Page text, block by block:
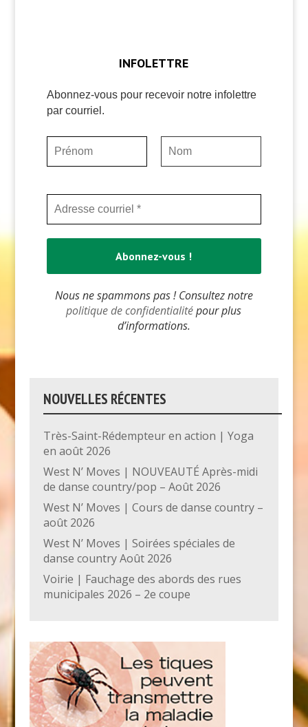
INFOLETTRE
Abonnez-vous pour recevoir notre infolettre
par courriel.
Nous ne spammons pas ! Consultez notre
politique de confidentialitépour plus
d’informations.
NOUVELLES RÉCENTES
Très-Saint-Rédempteur en action | Yoga
en août 2026
West N’ Moves | NOUVEAUTÉ Après-midi
de danse country/pop – Août 2026
West N’ Moves | Cours de danse country –
août 2026
West N’ Moves | Soirées spéciales de
danse country Août 2026
Voirie | Fauchage des abords des rues
municipales 2026 – 2e coupe